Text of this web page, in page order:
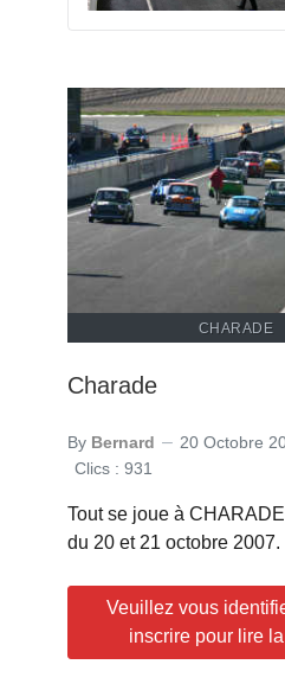
CHARADE
Charade
By Bernard
20 Octobre
Clics : 931
Tout se joue à
du 20 et 21 octobre 2007.
Veuillez vous
inscrire pour lire